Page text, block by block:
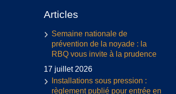
Articles
Semaine nationale de
prévention de la noyade : la
RBQ vous invite à la prudence
17 juillet 2026
Installations sous pression :
règlement publié pour entrée en